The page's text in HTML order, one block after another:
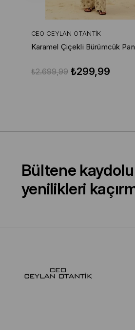
CEO CEYLAN OTANTIK
Karamel Çiçekli Bürümcük
₺299,99
₺2.699,99
Bültene
yenilikleri